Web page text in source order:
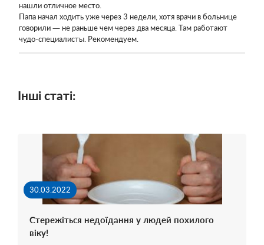
нашли отличное место.
Папа начал ходить уже через 3 недели, хотя врачи в больнице
говорили — не раньше чем через два месяца. Там работают
чудо-специалисты. Рекомендуем.
Інші статі:
30.03.2022
Стережіться недоїдання у людей похилого
віку!